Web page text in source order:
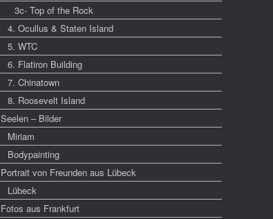
3c- Top of the Rock
4. Ocullus & Staten Island
5. WTC
6. Flatiron Building
7. Chinatown
8. Roosevelt Island
Seelen – Bilder
Miriam
Bodypainting
Portrait von Freunden aus Lübeck
Lübeck
Fotos aus Frankfurt